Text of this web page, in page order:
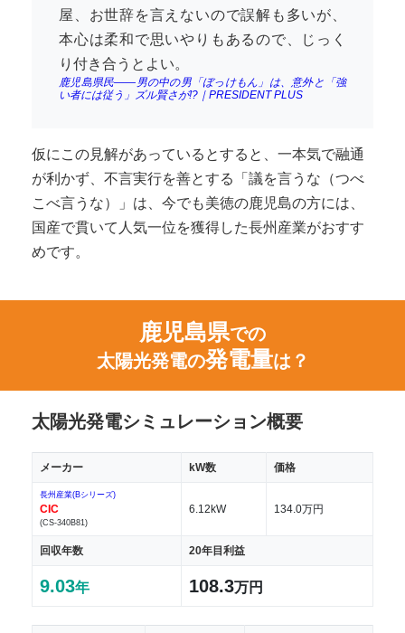
屋、お世辞を言えないので誤解も多いが、
本心は柔和で思いやりもあるので、じっく
り付き合うとよい。
鹿児島県民――男の中の男「ぼっけもん」は、意外と「強
い者には従う」ズル賢さが!?｜PRESIDENT PLUS
仮にこの見解があっているとすると、一本気で融通
が利かず、不言実行を善とする「議を言うな（つべ
こべ言うな）」は、今でも美徳の鹿児島の方には、
国産で貫いて人気一位を獲得した長州産業がおすす
めです。
鹿児島県での
太陽光発電の発電量は？
太陽光発電シミュレーション概要
メーカー kW数 価格
長州産業(Bシリーズ)
CIC
(CS-340B81)
6.12kW 134.0万円
回収年数 20年目利益
9.03年 108.3万円